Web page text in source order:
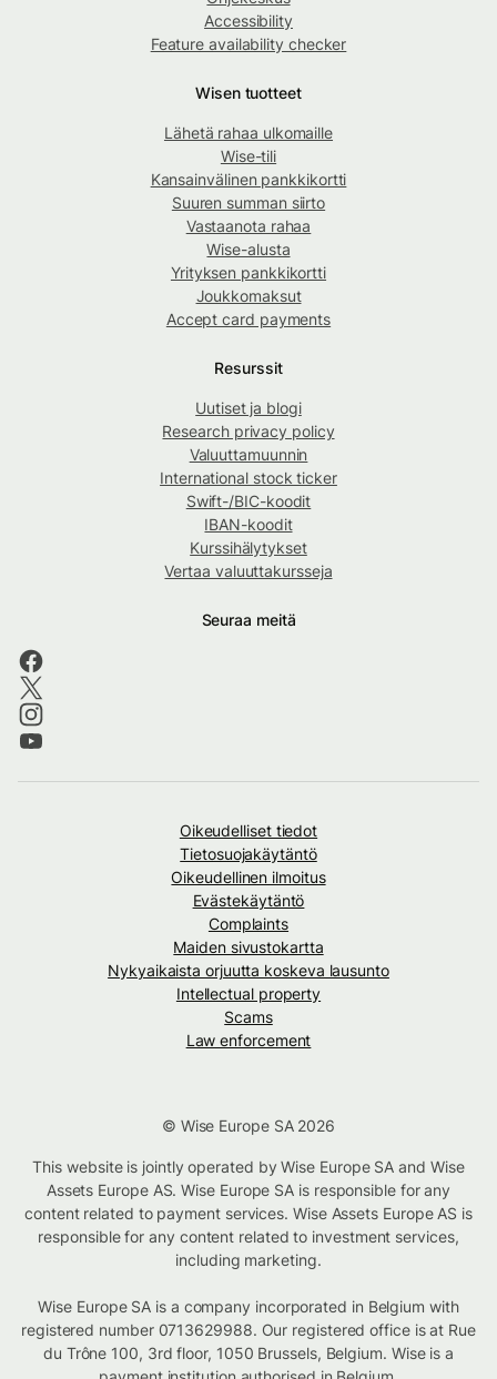
Accessibility
Feature availability checker
Wisen tuotteet
Lähetä rahaa ulkomaille
Wise-tili
Kansainvälinen pankkikortti
Suuren summan siirto
Vastaanota rahaa
Wise-alusta
Yrityksen pankkikortti
Joukkomaksut
Accept card payments
Resurssit
Uutiset ja blogi
Research privacy policy
Valuuttamuunnin
International stock ticker
Swift-/BIC-koodit
IBAN-koodit
Kurssihälytykset
Vertaa valuuttakursseja
Seuraa meitä
Oikeudelliset tiedot
Tietosuojakäytäntö
Oikeudellinen ilmoitus
Evästekäytäntö
Complaints
Maiden sivustokartta
Nykyaikaista orjuutta koskeva lausunto
Intellectual property
Scams
Law enforcement
© Wise Europe SA 2026
This website is jointly operated by Wise Europe SA and Wise
Assets Europe AS. Wise Europe SA is responsible for any
content related to payment services. Wise Assets Europe AS is
responsible for any content related to investment services,
including marketing.
Wise Europe SA is a company incorporated in Belgium with
registered number 0713629988. Our registered office is at Rue
du Trône 100, 3rd floor, 1050 Brussels, Belgium. Wise is a